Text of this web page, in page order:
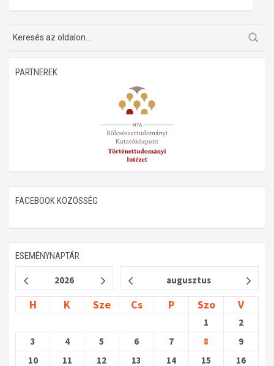
PARTNEREK
FACEBOOK KÖZÖSSÉG
ESEMÉNYNAPTÁR
2026 augusztus
H K Sze Cs P Szo V
1
2
3
4 5 6 7 8
9
10
11 12 13 14 15 16